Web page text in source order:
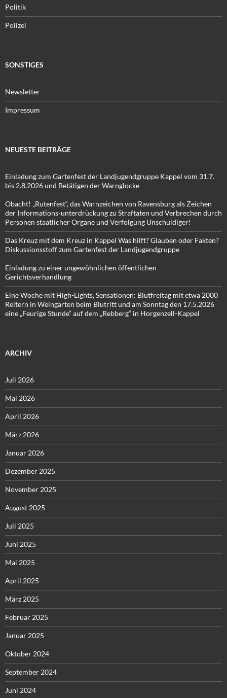
Politik
Polizei
SONSTIGES
Newsletter
Impressum
NEUESTE BEITRÄGE
Einladung zum Gartenfest der Landjugendgruppe Kappel vom 31.7.
bis 2.8.2026 und Betätigen der Warnglocke
Obacht! „Rutenfest“, das Warnzeichen von Ravensburg als Zeichen
der Informations-unterdrückung zu Straftaten und Verbrechen durch
Personen staatlicher Organe und Verfolgung Unschuldiger!
Das Kreuz mit dem Kreuz in Kappel Was hilft? Glauben oder Fakten?
Diskussionsstoff zum Gartenfest der Landjugendgruppe
Einladung zu einer ungewöhnlichen öffentlichen
Gerichtsverhandlung
Eine Woche mit High-Lights, Sensationen: Blutfreitag mit etwa 2000
Reitern in Weingarten beim Blutritt und am Sonntag den 17.5.2026
eine „Feurige Stunde“ auf dem „Rebberg“ in Horgenzell-Kappel
ARCHIV
Juli 2026
Mai 2026
April 2026
März 2026
Januar 2026
Dezember 2025
November 2025
August 2025
Juli 2025
Juni 2025
Mai 2025
April 2025
März 2025
Februar 2025
Januar 2025
Oktober 2024
September 2024
Juni 2024